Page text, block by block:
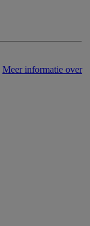
Meer informatie over